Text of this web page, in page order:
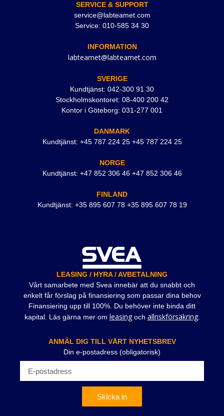
SERVICE & SUPPORT
service@labteamet.com
Service: 010-585 34 30
INFORMATION
labteamet@labteamet.com
SVERIGE
Kundtjänst: 042-300 91 30
Stockholmskontoret: 08-400 200 42
Kontor i Göteborg: 031-277 001
DANMARK
Kundtjänst: +45 787 224 25 +45 787 224 25
NORGE
Kundtjänst: +47 852 306 46 +47 852 306 46
FINLAND
Kundtjänst: +35 895 607 78 +35 895 607 78 19
LEASING / HYRA / AVBETALNING
Vårt samarbete med Svea innebär att du snabbt och
enkelt får förslag på finansiering som passar dina behov
Finansiering upp till 100%. Du behöver inte binda ditt
kapital. Läs gärna mer om leasingoch allriskförsäkring.
ANMÄL DIG TILL VÅRT NYHETSBREV
Din e-postadress (obligatorisk)
Skicka in